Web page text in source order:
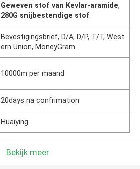
Geweven stof van Kevlar-aramide,
280G snijbestendige stof
Bevestigingsbrief, D/A, D/P, T/T, West
ern Union, MoneyGram
10000m per maand
20days na confrimation
Huaiying
Bekijk meer